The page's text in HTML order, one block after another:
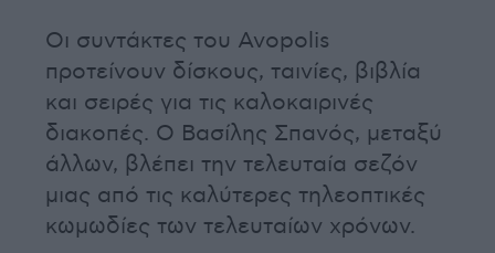
Οι συντάκτες του Avopolis
προτείνουν δίσκους, ταινίες, βιβλία
και σειρές για τις καλοκαιρινές
διακοπές. Ο Βασίλης Σπανός, μεταξύ
άλλων, βλέπει την τελευταία σεζόν
μιας από τις καλύτερες τηλεοπτικές
κωμωδίες των τελευταίων χρόνων.